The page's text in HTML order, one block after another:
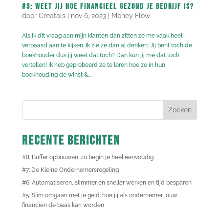
#3: Weet jij hoe financieel gezond je bedrijf is?
door Creatals| nov 6, 2023| Money Flow
Als ik dit vraag aan mijn klanten dan zitten ze me vaak heel
verbaasd aan te kijken. Ik zie ze dan al denken: Jij bent toch de
boekhouder dus jij weet dat toch? Dan kun jij me dat toch
vertellen! Ik heb geprobeerd ze te leren hoe ze in hun
boekhouding de winst &...
Recente berichten
#8: Buffer opbouwen: zo begin je heel eenvoudig
#7: De Kleine Ondernemersregeling
#6: Automatiseren, slimmer en sneller werken en tijd besparen
#5: Slim omgaan met je geld: hoe jij als ondernemer jouw
financiën de baas kan worden